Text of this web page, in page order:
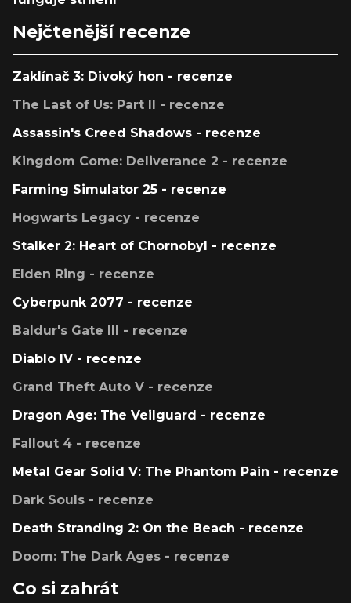
Nejčtenější recenze
Zaklínač 3: Divoký hon - recenze
The Last of Us: Part II - recenze
Assassin's Creed Shadows - recenze
Kingdom Come: Deliverance 2 - recenze
Farming Simulator 25 - recenze
Hogwarts Legacy - recenze
Stalker 2: Heart of Chornobyl - recenze
Elden Ring - recenze
Cyberpunk 2077 - recenze
Baldur's Gate III - recenze
Diablo IV - recenze
Grand Theft Auto V - recenze
Dragon Age: The Veilguard - recenze
Fallout 4 - recenze
Metal Gear Solid V: The Phantom Pain - recenze
Dark Souls - recenze
Death Stranding 2: On the Beach - recenze
Doom: The Dark Ages - recenze
Co si zahrát